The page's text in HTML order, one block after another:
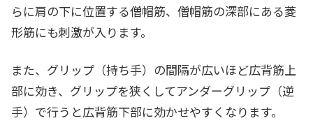
らに肩の下に位置する僧帽筋、僧帽筋の深部にある菱
形筋にも刺激が入ります。
また、グリップ（持ち手）の間隔が広いほど広背筋上
部に効き、グリップを狭くしてアンダーグリップ（逆
手）で行うと広背筋下部に効かせやすくなります。